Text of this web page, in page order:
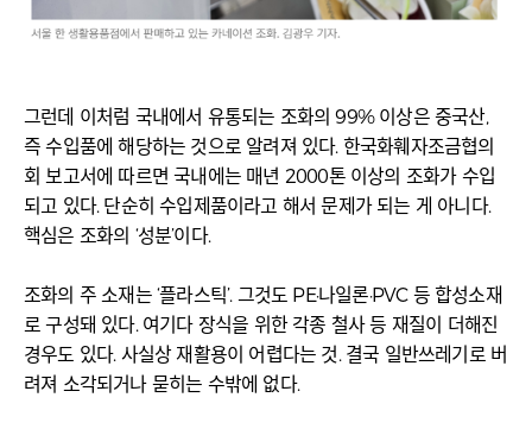
그런데 이처럼 국내에서 유통되는 조화의 99% 이상은 중국산,
즉 수입품에 해당하는 것으로 알려져 있다. 한국화훼자조금협의
회 보고서에 따르면 국내에는 매년 2000톤 이상의 조화가 수입
되고 있다. 단순히 수입제품이라고 해서 문제가 되는 게 아니다.
핵심은 조화의 ‘성분’이다.
조화의 주 소재는 ‘플라스틱’. 그것도 PE·나일론·PVC 등 합성소재
로 구성돼 있다. 여기다 장식을 위한 각종 철사 등 재질이 더해진
경우도 있다. 사실상 재활용이 어렵다는 것. 결국 일반쓰레기로 버
려져 소각되거나 묻히는 수밖에 없다.